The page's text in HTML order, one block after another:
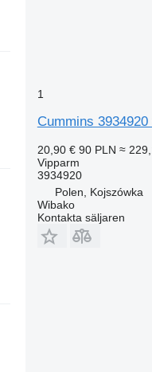
1
Cummins
20,90 € 90 PLN ≈
Vipparm
3934920
Polen, Kojszówka
Wibako
Kontakta säljaren